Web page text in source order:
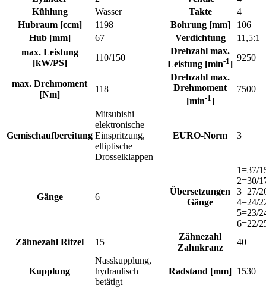
Kühlung
Wasser Takte
4
Hubraum [ccm]
1198 Bohrung [mm]
106
Hub [mm]
67 Verdichtung
11,5:1
max. Leistung
[kW/PS]
110/150
Drehzahl max.
Leistung [min-1]
9250
max. Drehmoment
[Nm]
118
Drehzahl max.
Drehmoment
[min-1]
7500
Gemischaufbereitung
Mitsubishi
elektronische
Einspritzung,
elliptische
Drosselklappen
EURO-Norm 3
Gänge 6
Übersetzungen
Gänge
1=37/
2=30/
3=27/
4=24/
5=23/
6=22/
Zähnezahl Ritzel
15
Zähnezahl
Zahnkranz
40
Kupplung
Nasskupplung,
hydraulisch
betätigt
Radstand [mm] 1530